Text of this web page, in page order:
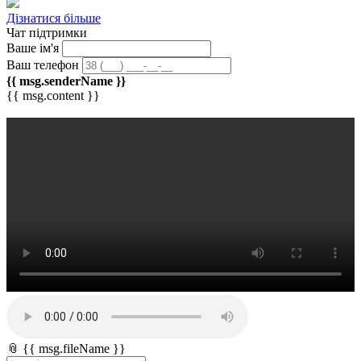
Дізнатися більше
Чат підтримки
Ваше ім'я
Ваш телефон
{{ msg.senderName }}
{{ msg.content }}
📎 {{ msg.fileName }}